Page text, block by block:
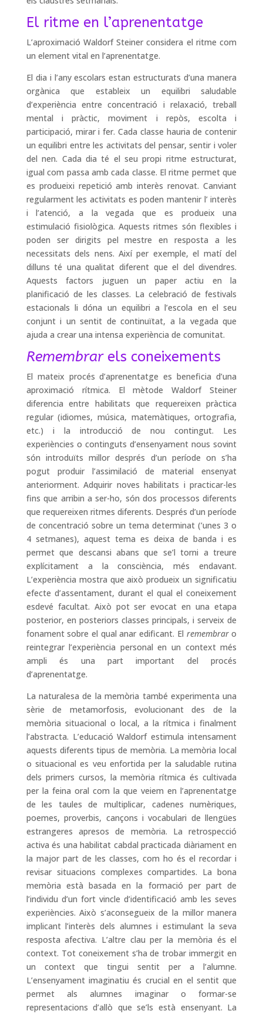
El ritme en l’aprenentatge
L’aproximació Waldorf Steiner considera el ritme com
un element vital en l’aprenentatge.
El dia i l’any escolars estan estructurats d’una manera
orgànica que estableix un equilibri saludable
d’experiència entre concentració i relaxació, treball
mental i pràctic, moviment i repòs, escolta i
participació, mirar i fer. Cada classe hauria de contenir
un equilibri entre les activitats del pensar, sentir i voler
del nen. Cada dia té el seu propi ritme estructurat,
igual com passa amb cada classe. El ritme permet que
es produeixi repetició amb interès renovat. Canviant
regularment les activitats es poden mantenir l’ interès
i l’atenció, a la vegada que es produeix una
estimulació fisiològica. Aquests ritmes són flexibles i
poden ser dirigits pel mestre en resposta a les
necessitats dels nens. Així per exemple, el matí del
dilluns té una qualitat diferent que el del divendres.
Aquests factors juguen un paper actiu en la
planificació de les classes. La celebració de festivals
estacionals li dóna un equilibri a l’escola en el seu
conjunt i un sentit de continuïtat, a la vegada que
ajuda a crear una intensa experiència de comunitat.
Remembrarels coneixements
El mateix procés d’aprenentatge es beneficia d’una
aproximació rítmica. El mètode Waldorf Steiner
diferencia entre habilitats que requereixen pràctica
regular (idiomes, música, matemàtiques, ortografia,
etc.) i la introducció de nou contingut. Les
experiències o continguts d’ensenyament nous sovint
són introduïts millor després d’un període on s’ha
pogut produir l’assimilació de material ensenyat
anteriorment. Adquirir noves habilitats i practicar-les
fins que arribin a ser-ho, són dos processos diferents
que requereixen ritmes diferents. Després d’un període
de concentració sobre un tema determinat (’unes 3 o
4 setmanes), aquest tema es deixa de banda i es
permet que descansi abans que se’l torni a treure
explícitament a la consciència, més endavant.
L’experiència mostra que això produeix un significatiu
efecte d’assentament, durant el qual el coneixement
esdevé facultat. Això pot ser evocat en una etapa
posterior, en posteriors classes principals, i serveix de
fonament sobre el qual anar edificant. El remembraro
reintegrar l’experiència personal en un context més
ampli és una part important del procés
d’aprenentatge.
La naturalesa de la memòria també experimenta una
sèrie de metamorfosis, evolucionant des de la
memòria situacional o local, a la rítmica i finalment
l’abstracta. L’educació Waldorf estimula intensament
aquests diferents tipus de memòria. La memòria local
o situacional es veu enfortida per la saludable rutina
dels primers cursos, la memòria rítmica és cultivada
per la feina oral com la que veiem en l’aprenentatge
de les taules de multiplicar, cadenes numèriques,
poemes, proverbis, cançons i vocabulari de llengües
estrangeres apresos de memòria. La retrospecció
activa és una habilitat cabdal practicada diàriament en
la major part de les classes, com ho és el recordar i
revisar situacions complexes compartides. La bona
memòria està basada en la formació per part de
l’individu d’un fort vincle d’identificació amb les seves
experiències. Això s’aconsegueix de la millor manera
implicant l’interès dels alumnes i estimulant la seva
resposta afectiva. L’altre clau per la memòria és el
context. Tot coneixement s’ha de trobar immergit en
un context que tingui sentit per a l’alumne.
L’ensenyament imaginatiu és crucial en el sentit que
permet als alumnes imaginar o formar-se
representacions d’allò que se’ls està ensenyant. La